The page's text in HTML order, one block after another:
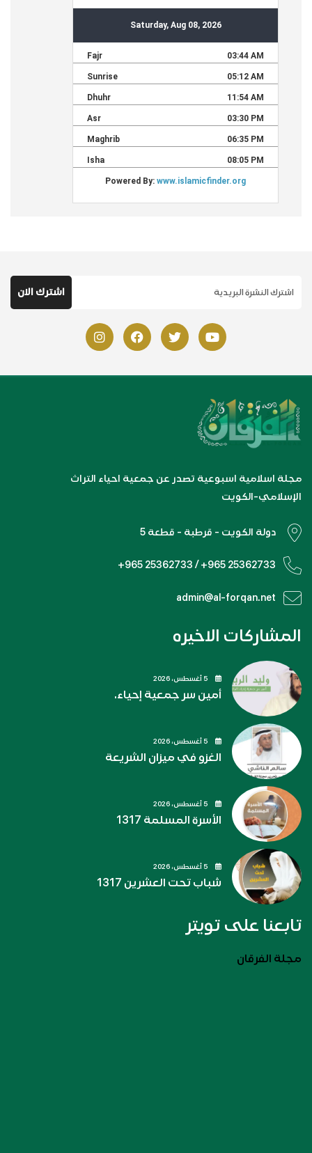
مجلة اسلامية اسبوعية تصدر عن جمعية احياء التراث
الإسلامي-الكويت
دولة الكويت - قرطبة - قطعة 5
+965 25362733 / +965 25362733
admin@al-forqan.net
المشاركات الاخيره
أمين سر جمعية إحياء.
الغزو في ميزان الشريعة
الأسرة المسلمة 1317
شباب تحت العشرين 1317
تابعنا على تويتر
مجلة الفرقان